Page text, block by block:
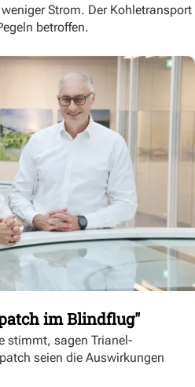
Strom. Der Kohletransport
betroffen.
im Blindflug"
stimmt, sagen Trianel-
seien die Auswirkungen